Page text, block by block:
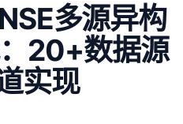
多源异构
20+数据源
实现